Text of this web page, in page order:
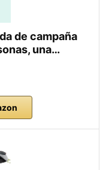
de campaña
una…